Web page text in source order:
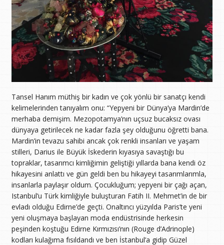
Tansel Hanım müthiş bir kadın ve çok yönlü bir sanatçı kendi
kelimelerinden tanıyalım onu: “Yepyeni bir Dünya’ya Mardin’de
merhaba demişim. Mezopotamya’nın uçsuz bucaksız ovası
dünyaya getirilecek ne kadar fazla şey olduğunu öğretti bana.
Mardin’in tevazu sahibi ancak çok renkli insanları ve yaşam
stilleri, Darius ile Büyük İskederin kıyasıya savaştığı bu
topraklar, tasarımcı kimliğimin geliştiği yıllarda bana kendi öz
hikayesini anlattı ve gün geldi ben bu hikayeyi tasarımlarımla,
insanlarla paylaşır oldum. Çocukluğum; yepyeni bir çağı açan,
Istanbul’u Türk kimliğiyle buluşturan Fatih II. Mehmet’in de bir
evladı olduğu Edirne’de geçti. Onaltıncı yüzyılda Paris’te yeni
yeni oluşmaya başlayan moda endüstrisinde herkesin
peşinden koştuğu Edirne Kırmızısı’nın (Rouge d’Adrinople)
kodları kulağıma fısıldandı ve ben İstanbul’a gidip Güzel